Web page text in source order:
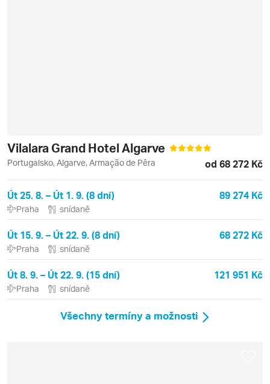
Vilalara Grand Hotel Algarve
Portugalsko, Algarve, Armação de Pêra od 68 272 Kč
Út 25. 8. – Út 1. 9. (8 dní) 89 274 Kč
Praha snídaně
Út 15. 9. – Út 22. 9. (8 dní) 68 272 Kč
Praha snídaně
Út 8. 9. – Út 22. 9. (15 dní) 121 951 Kč
Praha snídaně
Všechny termíny a možnosti